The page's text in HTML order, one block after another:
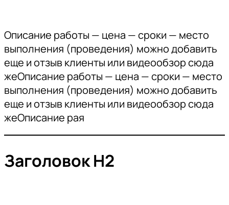
Описание работы — цена — сроки — место
выполнения (проведения) можно добавить
еще и отзыв клиенты или видеообзор сюда
жеОписание работы — цена — сроки — место
выполнения (проведения) можно добавить
еще и отзыв клиенты или видеообзор сюда
жеОписание рая
Заголовок Н2